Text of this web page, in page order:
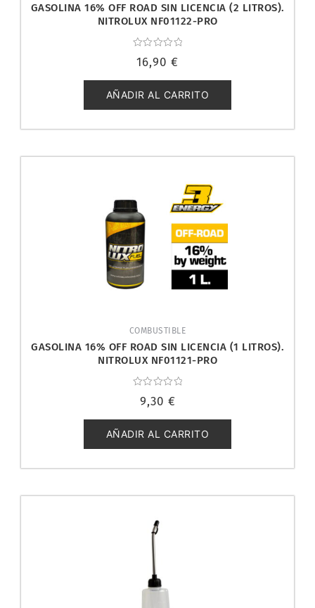
GASOLINA 16% OFF ROAD SIN LICENCIA (2 LITROS).
NITROLUX NF01122-PRO
con
de
5
16,90 €
AÑADIR AL CARRITO
COMBUSTIBLE
GASOLINA 16% OFF ROAD SIN LICENCIA (1 LITROS).
NITROLUX NF01121-PRO
con
de
5
9,30 €
AÑADIR AL CARRITO